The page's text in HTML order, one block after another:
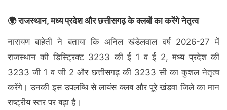
🌍 राजस्थान, मध्य प्रदेश और छत्तीसगढ़ के क्लबों का करेंगे नेतृत्व
नारायण बाहेती ने बताया कि अनिल खंडेलवाल वर्ष 2026-27 में
राजस्थान की डिस्ट्रिक्ट 3233 की ई 1 व ई 2, मध्य प्रदेश की
3233 जी 1 व जी 2 और छत्तीसगढ़ की 3233 सी का कुशल नेतृत्व
करेंगे। उनकी इस उपलब्धि से लायंस क्लब और पूरे खंडवा जिले का मान
राष्ट्रीय स्तर पर बढ़ा है।